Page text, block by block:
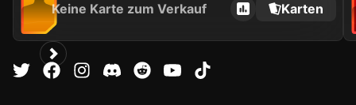
Keine Karte zum Verkauf Karten